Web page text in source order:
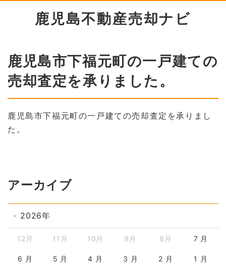
鹿児島不動産売却ナビ
鹿児島市下福元町の一戸建ての
売却査定を承りました。
鹿児島市下福元町の一戸建ての売却査定を承りまし
た。
アーカイブ
2026年
12月 11月 10月 9月 8月 7 月
6 月 5 月 4 月 3 月 2 月 1 月